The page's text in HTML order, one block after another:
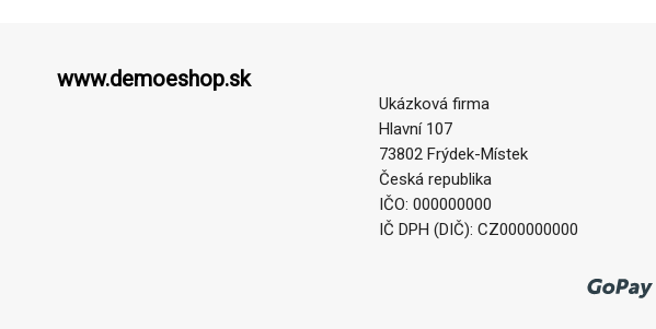
www.demoeshop.sk
Ukázková firma
Hlavní 107
73802 Frýdek-Místek
Česká republika
IČO: 000000000
IČ DPH (DIČ): CZ000000000